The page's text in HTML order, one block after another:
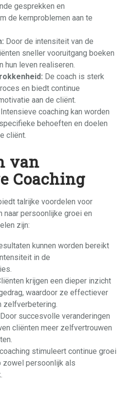
gesprekken en
de kernproblemen aan te
Door de intensiteit van de
sneller vooruitgang boeken
hun leven realiseren.
De coach is sterk
en biedt continue
aan de cliënt.
Intensieve coaching kan worden
behoeften en doelen
cliënt.
van
Coaching
talrijke voordelen voor
naar persoonlijke groei en
zijn:
kunnen worden bereikt
in de
krijgen een dieper inzicht
waardoor ze effectiever
zelfverbetering.
Door succesvolle veranderingen
cliënten meer zelfvertrouwen
stimuleert continue groei
zowel persoonlijk als